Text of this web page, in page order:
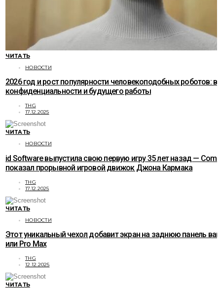
ЧИТАТЬ
НОВОСТИ
2026 год и рост популярности человекоподобных роботов:
конфиденциальности и будущего работы
THG
17.12.2025
ЧИТАТЬ
НОВОСТИ
id Software выпустила свою первую игру 35 лет назад —
показал прорывной игровой движок Джона Кармака
THG
17.12.2025
ЧИТАТЬ
НОВОСТИ
Этот уникальный чехол добавит экран на заднюю панель
или Pro Max
THG
12.12.2025
ЧИТАТЬ